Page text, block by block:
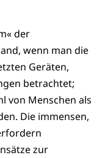
der
wenn man die
Geräten,
betrachtet;
von Menschen als
Die immensen,
zur